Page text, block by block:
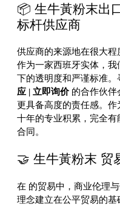
📦 生牛黃粉末出
标杆供应商
供应商的来源地在很大程
作为一家西班牙实体，
下的透明度和严谨标准。
应 | 立即询价 的合作伙伴
更具备高度的责任感。
十年的专业积累，完全有
合同。
🤝 生牛黃粉末 贸
在 的贸易中，商业伦理
理念建立在公平贸易的基